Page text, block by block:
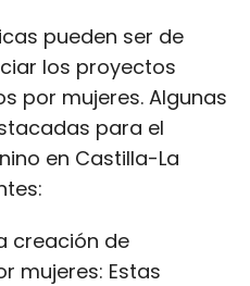
pueden ser de
los proyectos
por mujeres. Algunas
para el
en Castilla-La
creación de
mujeres: Estas